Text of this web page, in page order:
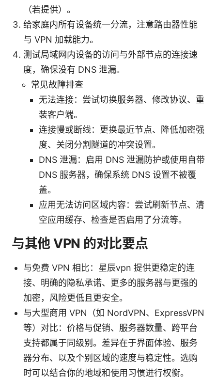
（若提供）。
给家庭内所有设备统一分流，注意路由器性能
与 VPN 加载能力。
测试局域网内设备的访问与外部节点的连接速
度，确保没有 DNS 泄漏。
常见故障排查
无法连接：尝试切换服务器、修改协议、重
装客户端。
连接慢或断线：更换最近节点、降低加密强
度、关闭分割隧道的冲突设置。
DNS 泄漏：启用 DNS 泄漏防护或使用自带
DNS 服务器，确保系统 DNS 设置不被覆
盖。
应用无法访问区域内容：尝试刷新节点、清
空应用缓存、检查是否启用了分流等。
与其他 VPN 的对比要点
与免费 VPN 相比：星辰vpn 提供更稳定的连
接、明确的隐私承诺、更多的服务器与更强的
加密，风险更低且更安全。
与大型商用 VPN（如 NordVPN、ExpressVPN
等）对比：价格与促销、服务器数量、跨平台
支持都属于同级别。差异在于界面体验、服务
器分布、以及个别区域的速度与稳定性。选购
时可以结合你的地域和使用习惯进行权衡。